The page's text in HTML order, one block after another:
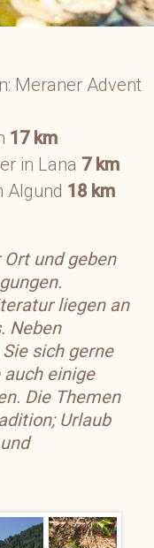
Meraner Advent
17 km
in Lana 7 km
Algund 18 km
und geben
liegen an
Neben
sich gerne
auch einige
Die Themen
Urlaub